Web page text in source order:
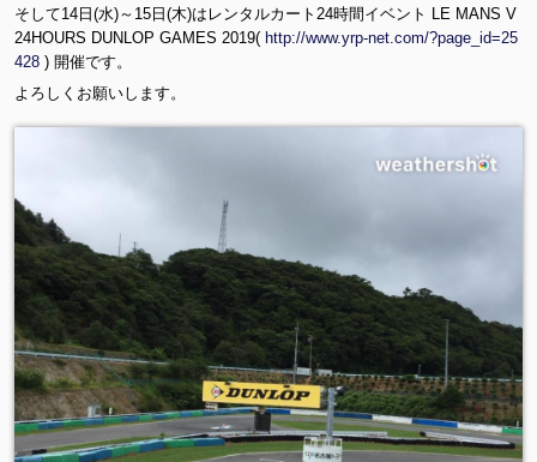
そして14日(水)～15日(木)はレンタルカート24時間イベント LE MANS V
24HOURS DUNLOP GAMES 2019( http://www.yrp-net.com/?page_id=25
428 ) 開催です。
よろしくお願いします。